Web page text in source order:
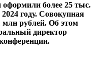
более 25 тыс.
году. Совокупная
млн рублей. Об этом
директор